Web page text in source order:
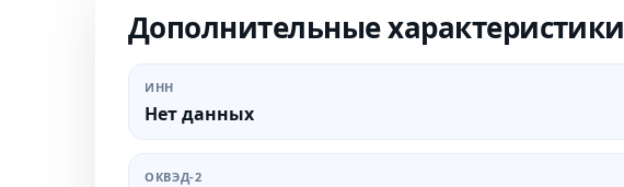
Дополнительные характеристики
ИНН
Нет данных
ОКВЭД-2